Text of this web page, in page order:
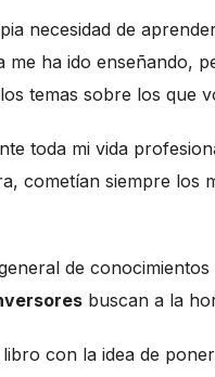
necesidad de
me ha ido enseñando,
temas sobre los que
toda mi vida
cometían siempre los
de
buscan a la
con la idea de